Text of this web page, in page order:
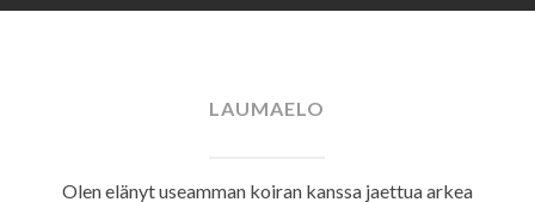
LAUMAELO
Olen elänyt useamman koiran kanssa jaettua arkea